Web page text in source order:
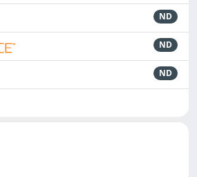
ND
ND
ND